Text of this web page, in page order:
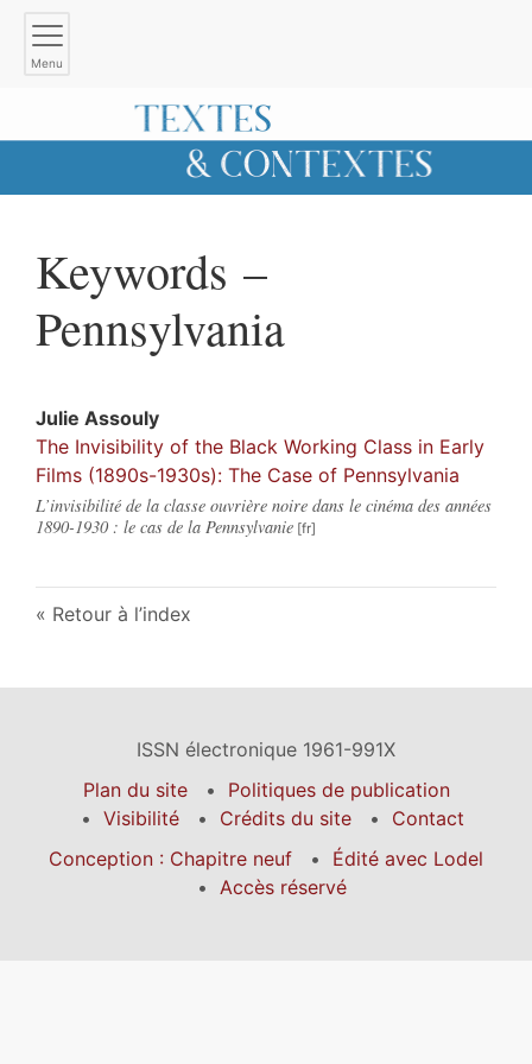
Menu
Keywords –
Pennsylvania
Julie Assouly
The Invisibility of the Black Working Class in Early
Films (1890s-1930s): The Case of Pennsylvania
L’invisibilité de la classe ouvrière noire dans le cinéma des années
1890-1930 : le cas de la Pennsylvanie
Retour à l’index
ISSN électronique 1961-991X
Plan du site
Politiques de publication
Visibilité
Crédits du site
Contact
Conception : Chapitre neuf
Édité avec Lodel
Accès réservé